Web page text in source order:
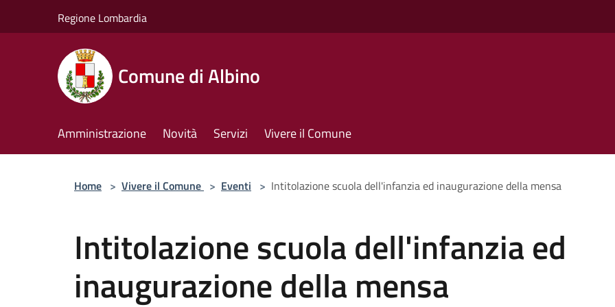
Regione Lombardia
Comune di Albino
Amministrazione Novità Servizi Vivere il Comune
Home > Vivere il Comune > Eventi > Intitolazione scuola dell'infanzia ed inaugurazione della mensa
Intitolazione scuola dell'infanzia ed
inaugurazione della mensa